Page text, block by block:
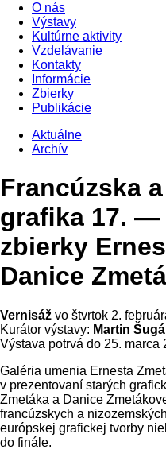
O nás
Výstavy
Kultúrne aktivity
Vzdelávanie
Kontakty
Informácie
Zbierky
Publikácie
Aktuálne
Archív
Francúzska
graﬁka 17. —
zbierky
Danice
Vernisáž vo štvrtok 2.
Kurátor výstavy: Martin
Výstava potrvá do 25. marca
Galéria umenia Ernesta
v prezentovaní starých
Zmetáka a Danice
francúzskych a
európskej grafickej tvorby
do finále.